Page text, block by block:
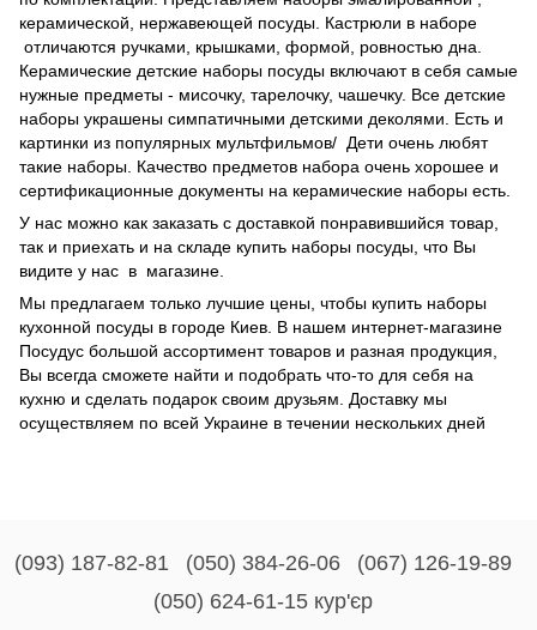
керамической, нержавеющей посуды. Кастрюли в наборе
отличаются ручками, крышками, формой, ровностью дна.
Керамические детские наборы посуды включают в себя самые
нужные предметы - мисочку, тарелочку, чашечку. Все детские
наборы украшены симпатичными детскими деколями. Есть и
картинки из популярных мультфильмов/ Дети очень любят
такие наборы. Качество предметов набора очень хорошее и
сертификационные документы на керамические наборы есть.
У нас можно как заказать с доставкой понравившийся товар,
так и приехать и на складе купить наборы посуды, что Вы
видите у нас в магазине.
Мы предлагаем только лучшие цены, чтобы купить наборы
кухонной посуды в городе Киев. В нашем интернет-магазине
Посудус большой ассортимент товаров и разная продукция,
Вы всегда сможете найти и подобрать что-то для себя на
кухню и сделать подарок своим друзьям. Доставку мы
осуществляем по всей Украине в течении нескольких дней
(093) 187-82-81 (050) 384-26-06
(067) 126-19-89
(050) 624-61-15 кур'єр